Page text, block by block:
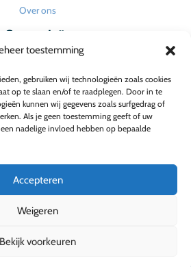
toestemming
gebruiken wij technologieën zoals cookies
op te slaan en/of te raadplegen. Door in te
kunnen wij gegevens zoals surfgedrag of
Als je geen toestemming geeft of uw
nadelige invloed hebben op bepaalde
Accepteren
Weigeren
Bekijk voorkeuren
Over ons
Categorieën
Tuin
en renovatie
Wonen
Wonen en interieur
© 2026 Villavaria